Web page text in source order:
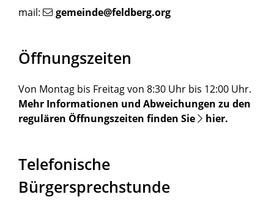
mail: gemeinde@feldberg.org
Öffnungszeiten
Von Montag bis Freitag von 8:30 Uhr bis 12:00 Uhr.
Mehr Informationen und Abweichungen zu den
regulären Öffnungszeiten finden Sie
hier.
Telefonische
Bürgersprechstunde